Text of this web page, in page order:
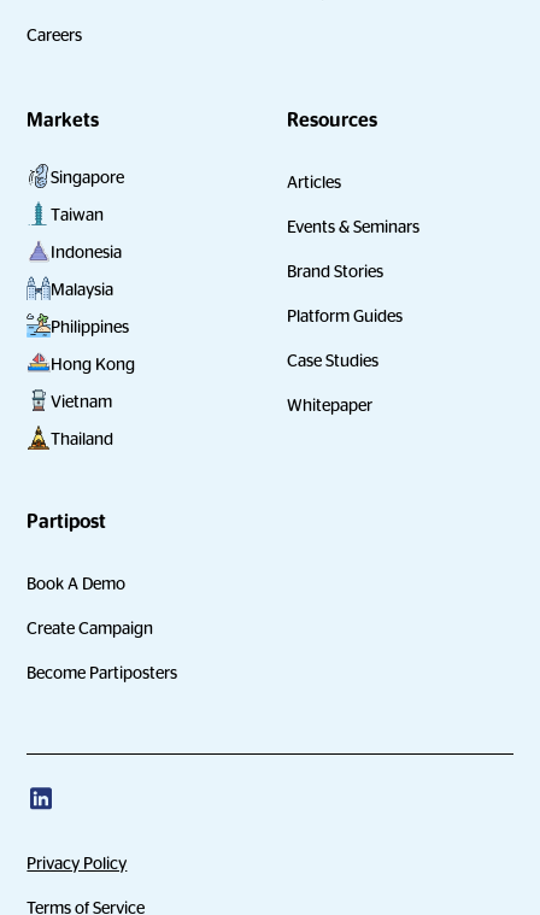
Careers
Markets
Singapore
Taiwan
Indonesia
Malaysia
Philippines
Hong Kong
Vietnam
Thailand
Resources
Articles
Events & Seminars
Brand Stories
Platform Guides
Case Studies
Whitepaper
Partipost
Book A Demo
Create Campaign
Become Partiposters
Privacy Policy
Terms of Service